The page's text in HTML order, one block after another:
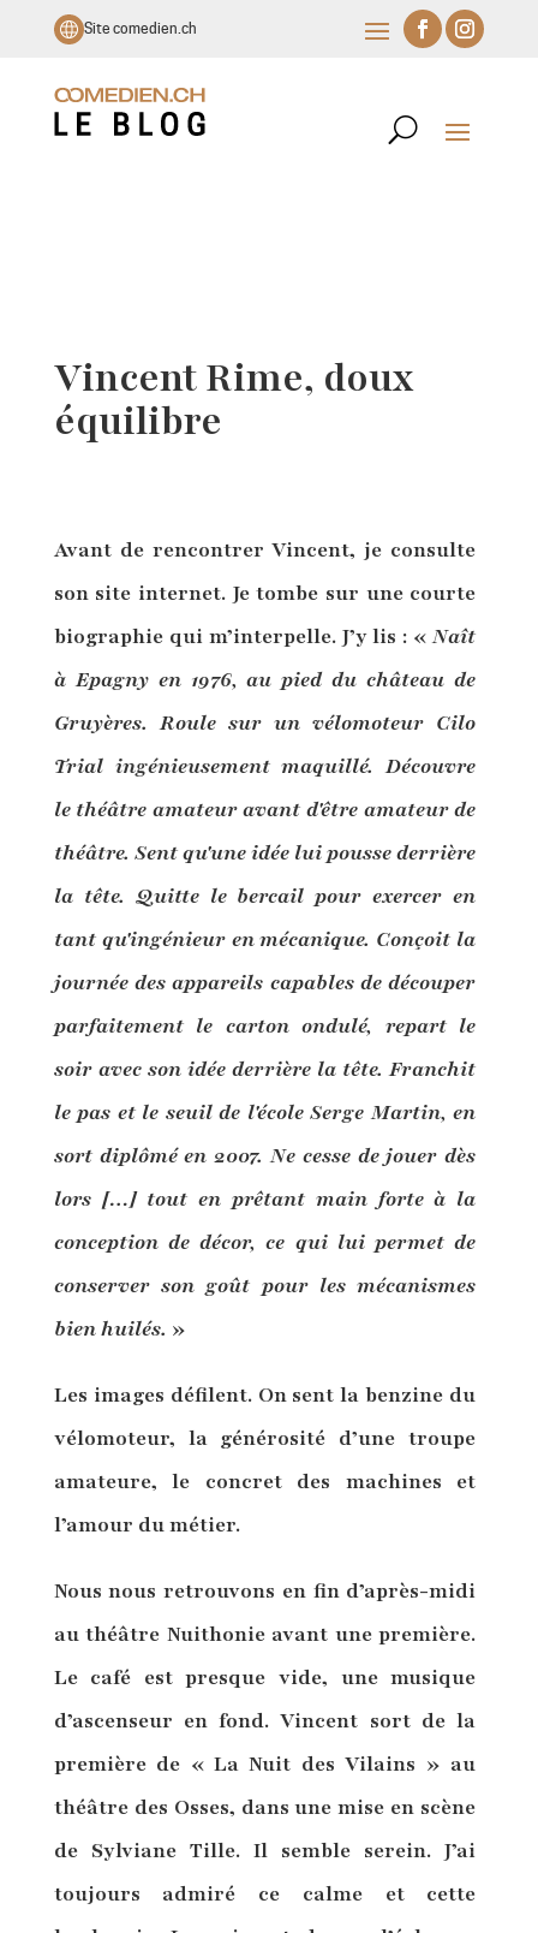
Site comedien.ch
Vincent Rime, doux
équilibre
Avant de rencontrer Vincent, je consulte
son site internet. Je tombe sur une courte
biographie qui m’interpelle. J’y lis : «Naît
à Epagny en 1976, au pied du château de
Gruyères. Roule sur un vélomoteur Cilo
Trial ingénieusement maquillé. Découvre
le théâtre amateur avant d'être amateur de
théâtre. Sent qu'une idée lui pousse derrière
la tête. Quitte le bercail pour exercer en
tant qu'ingénieur en mécanique. Conçoit la
journée des appareils capables de découper
parfaitement le carton ondulé, repart le
soir avec son idée derrière la tête. Franchit
le pas et le seuil de l'école Serge Martin, en
sort diplômé en 2007. Ne cesse de jouer dès
lors […] tout en prêtant main forte à la
conception de décor, ce qui lui permet de
conserver son goût pour les mécanismes
bien huilés. »
Les images défilent. On sent la benzine du
vélomoteur, la générosité d’une troupe
amateure, le concret des machines et
l’amour du métier.
Nous nous retrouvons en fin d’après-midi
au théâtre Nuithonie avant une première.
Le café est presque vide, une musique
d’ascenseur en fond. Vincent sort de la
première de « La Nuit des Vilains » au
théâtre des Osses, dans une mise en scène
de Sylviane Tille. Il semble serein. J’ai
toujours admiré ce calme et cette